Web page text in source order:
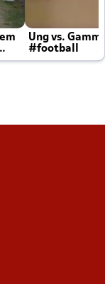
Ung vs.
#football